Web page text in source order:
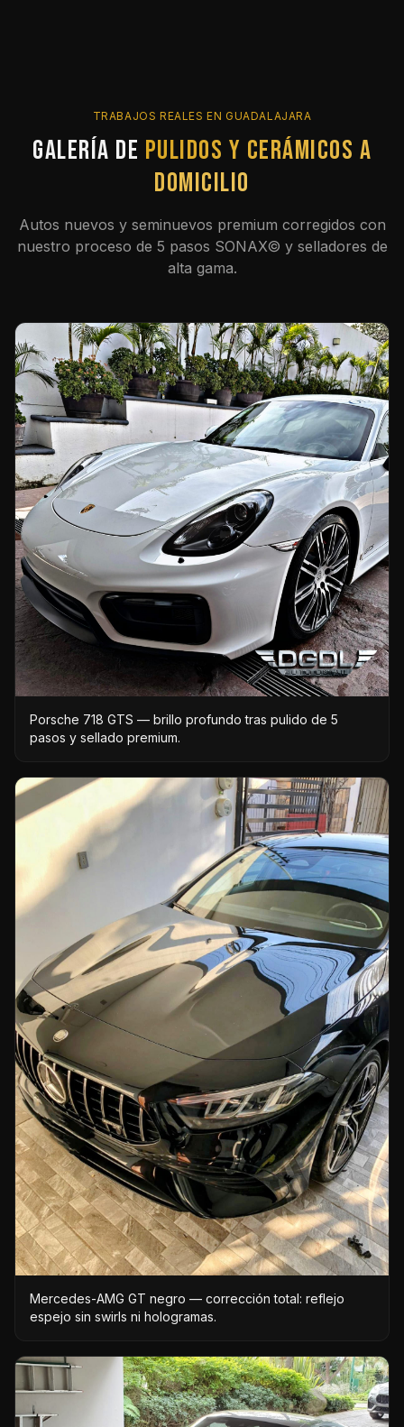
TRABAJOS REALES EN GUADALAJARA
Galería de pulidos y cerámicos a
domicilio
Autos nuevos y seminuevos premium corregidos con
nuestro proceso de 5 pasos SONAX© y selladores de
alta gama.
Porsche 718 GTS — brillo profundo tras pulido de 5
pasos y sellado premium.
Mercedes-AMG GT negro — corrección total: reflejo
espejo sin swirls ni hologramas.